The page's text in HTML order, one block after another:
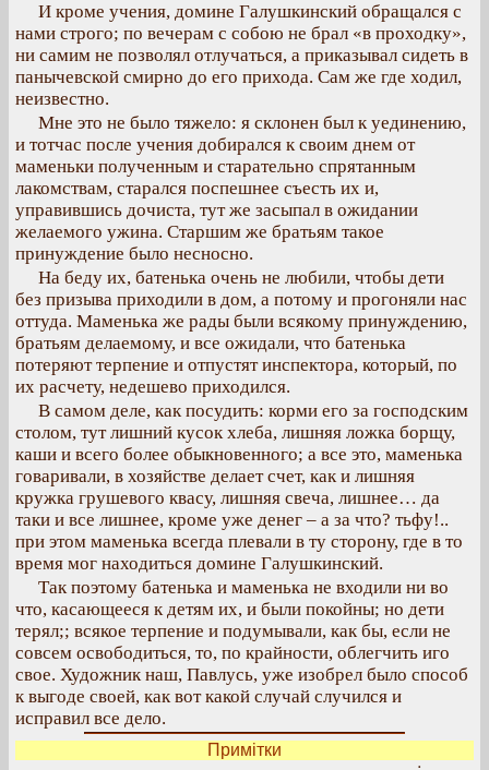
И кроме учения, домине Галушкинский обращался с
нами строго; по вечерам с собою не брал «в проходку»,
ни самим не позволял отлучаться, а приказывал сидеть в
панычевской смирно до его прихода. Сам же где ходил,
неизвестно.
Мне это не было тяжело: я склонен был к уединению,
и тотчас после учения добирался к своим днем от
маменьки полученным и старательно спрятанным
лакомствам, старался поспешнее съесть их и,
управившись дочиста, тут же засыпал в ожидании
желаемого ужина. Старшим же братьям такое
принуждение было несносно.
На беду их, батенька очень не любили, чтобы дети
без призыва приходили в дом, а потому и прогоняли нас
оттуда. Маменька же рады были всякому принуждению,
братьям делаемому, и все ожидали, что батенька
потеряют терпение и отпустят инспектора, который, по
их расчету, недешево приходился.
В самом деле, как посудить: корми его за господским
столом, тут лишний кусок хлеба, лишняя ложка борщу,
каши и всего более обыкновенного; а все это, маменька
говаривали, в хозяйстве делает счет, как и лишняя
кружка грушевого квасу, лишняя свеча, лишнее… да
таки и все лишнее, кроме уже денег – а за что? тьфу!..
при этом маменька всегда плевали в ту сторону, где в то
время мог находиться домине Галушкинский.
Так поэтому батенька и маменька не входили ни во
что, касающееся к детям их, и были покойны; но дети
терял;; всякое терпение и подумывали, как бы, если не
совсем освободиться, то, по крайности, облегчить иго
свое. Художник наш, Павлусь, уже изобрел было способ
к выгоде своей, как вот какой случай случился и
исправил все дело.
Примітки